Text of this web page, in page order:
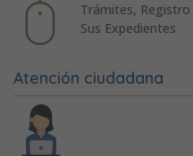
Trámites,
Sus Expedientes
Atención ciudadana